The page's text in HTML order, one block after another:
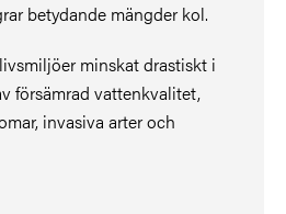
betydande mängder kol.
minskat drastiskt i
försämrad vattenkvalitet,
invasiva arter och